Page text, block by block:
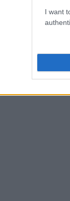
I want
era
ispirati
jazzistica,